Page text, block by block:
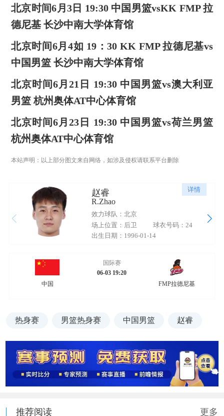
北京时间6月3日 19:30 中国男篮vsKK FMP 拉
德尼基 长沙中南大学体育馆
北京时间6月4如 19：30 KK FMP 拉德尼基vs
中国男篮 长沙中南大学体育馆
北京时间6月21日 19:30 中国男篮vs澳大利亚
男篮 杭州奥体AT中心体育馆
北京时间6月23日 19:30 中国男篮vs荷兰男篮
杭州奥体AT中心体育馆
本站声明：以上部分图文来自网络，如涉及侵权请联系平台删除
详情
赵睿
R.Zhao
效力球队：北京
场上位置：后卫
球衣号码：24
出生日期：1996-01-14
中国
国际赛
06-03 19:20
FMP拉德尼基
热身赛 男篮热身赛 中国男篮 赵睿
推荐阅读 更多